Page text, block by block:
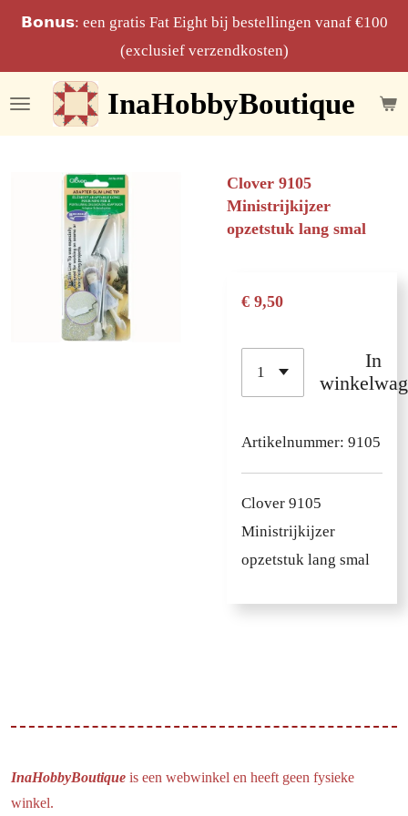
Ga
de
hoofdinhoud
InaHobbyBoutique
𝗕𝗼𝗻𝘂𝘀: een gratis Fat Eight bij bestellingen vanaf €100
(exclusief verzendkosten)
Clover 9105
Ministrijkijzer
opzetstuk lang smal
€ 9,50
In
Artikelnummer: 9105
Clover 9105
Ministrijkijzer
opzetstuk lang smal
InaHobbyBoutique is een webwinkel en heeft geen fysieke
winkel.